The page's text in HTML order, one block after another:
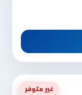
-6%
غير متوفر